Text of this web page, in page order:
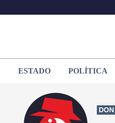
ESTADO POLÍTICA